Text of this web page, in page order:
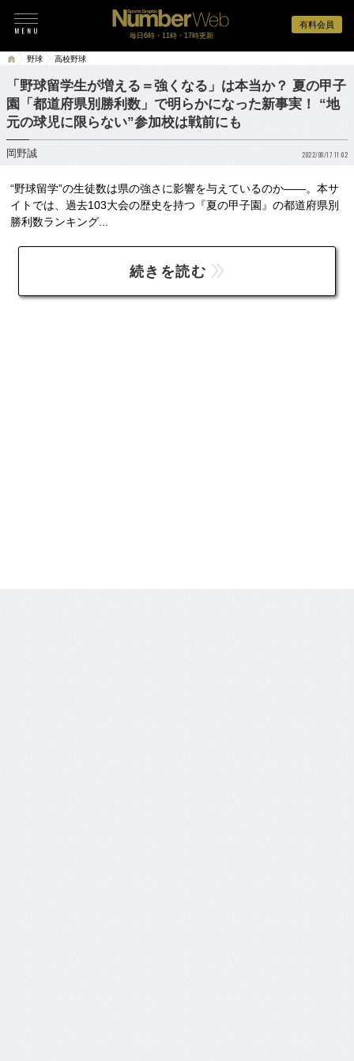
有料会員
毎日6時・11時・17時更新
野球 高校野球
「野球留学生が増える＝強くなる」は本当か？ 夏の甲子
園「都道府県別勝利数」で明らかになった新事実！ “地
元の球児に限らない”参加校は戦前にも
岡野誠 2022/08/17 11:02
“野球留学”の生徒数は県の強さに影響を与えているのか――。本サ
イトでは、過去103大会の歴史を持つ『夏の甲子園』の都道府県別
勝利数ランキング...
続きを読む